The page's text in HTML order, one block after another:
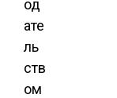
од
ате
ль
ств
ом